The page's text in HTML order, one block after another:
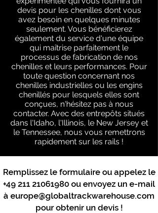
devis pour les chenilles dont vous
avez besoin en quelques minutes
seulement. Vous bénéficierez
également du service d'une équipe
qui maîtrise parfaitement le
processus de fabrication de nos
chenilles et leurs performances. Pour
toute question concernant nos
chenilles industrielles ou les engins
chenillés pour lesquels elles sont
conçues, n'hésitez pas à nous
contacter. Avec des entrepôts situés
dans l'Idaho, l'Illinois, le New Jersey et
le Tennessee, nous vous remettrons
rapidement sur les rails !
Remplissez le formulaire ou appelez le
+49 211 21061980 ou envoyez un e-mail
à europe@globaltrackwarehouse.com
pour obtenir un devis !